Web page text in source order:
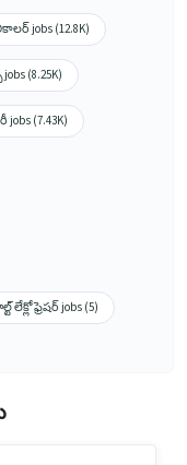
jobs (12.8K)
(8.25K)
(7.43K)
లేక్లో ఫ్రెషర్ jobs (5)